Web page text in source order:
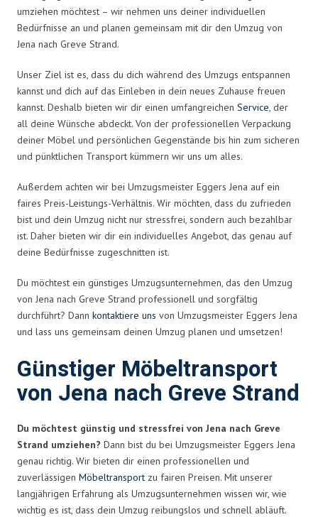
umziehen möchtest – wir nehmen uns deiner individuellen
Bedürfnisse an und planen gemeinsam mit dir den Umzug von
Jena nach Greve Strand.
Unser Ziel ist es, dass du dich während des Umzugs entspannen
kannst und dich auf das Einleben in dein neues Zuhause freuen
kannst. Deshalb bieten wir dir einen umfangreichen Service, der
all deine Wünsche abdeckt. Von der professionellen Verpackung
deiner Möbel und persönlichen Gegenstände bis hin zum sicheren
und pünktlichen Transport kümmern wir uns um alles.
Außerdem achten wir bei Umzugsmeister Eggers Jena auf ein
faires Preis-Leistungs-Verhältnis. Wir möchten, dass du zufrieden
bist und dein Umzug nicht nur stressfrei, sondern auch bezahlbar
ist. Daher bieten wir dir ein individuelles Angebot, das genau auf
deine Bedürfnisse zugeschnitten ist.
Du möchtest ein günstiges Umzugsunternehmen, das den Umzug
von Jena nach Greve Strand professionell und sorgfältig
durchführt? Dann kontaktiere uns von Umzugsmeister Eggers Jena
und lass uns gemeinsam deinen Umzug planen und umsetzen!
Günstiger Möbeltransport
von Jena nach Greve Strand
Du möchtest günstig und stressfrei von Jena nach Greve
Strand umziehen? Dann bist du bei Umzugsmeister Eggers Jena
genau richtig. Wir bieten dir einen professionellen und
zuverlässigen Möbeltransport zu fairen Preisen. Mit unserer
langjährigen Erfahrung als Umzugsunternehmen wissen wir, wie
wichtig es ist, dass dein Umzug reibungslos und schnell abläuft.